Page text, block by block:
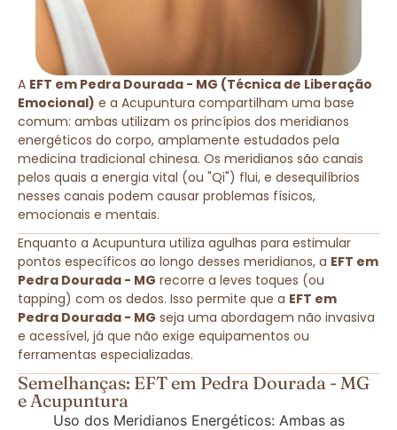
A EFT em Pedra Dourada - MG (Técnica de Liberação
Emocional) e a Acupuntura compartilham uma base
comum: ambas utilizam os princípios dos meridianos
energéticos do corpo, amplamente estudados pela
medicina tradicional chinesa. Os meridianos são canais
pelos quais a energia vital (ou "Qi") flui, e desequilíbrios
nesses canais podem causar problemas físicos,
emocionais e mentais.
Enquanto a Acupuntura utiliza agulhas para estimular
pontos específicos ao longo desses meridianos, a EFT em
Pedra Dourada - MG recorre a leves toques (ou
tapping) com os dedos. Isso permite que a EFT em
Pedra Dourada - MG seja uma abordagem não invasiva
e acessível, já que não exige equipamentos ou
ferramentas especializadas.
Semelhanças: EFT em Pedra Dourada - MG
e Acupuntura
Uso dos Meridianos Energéticos: Ambas as